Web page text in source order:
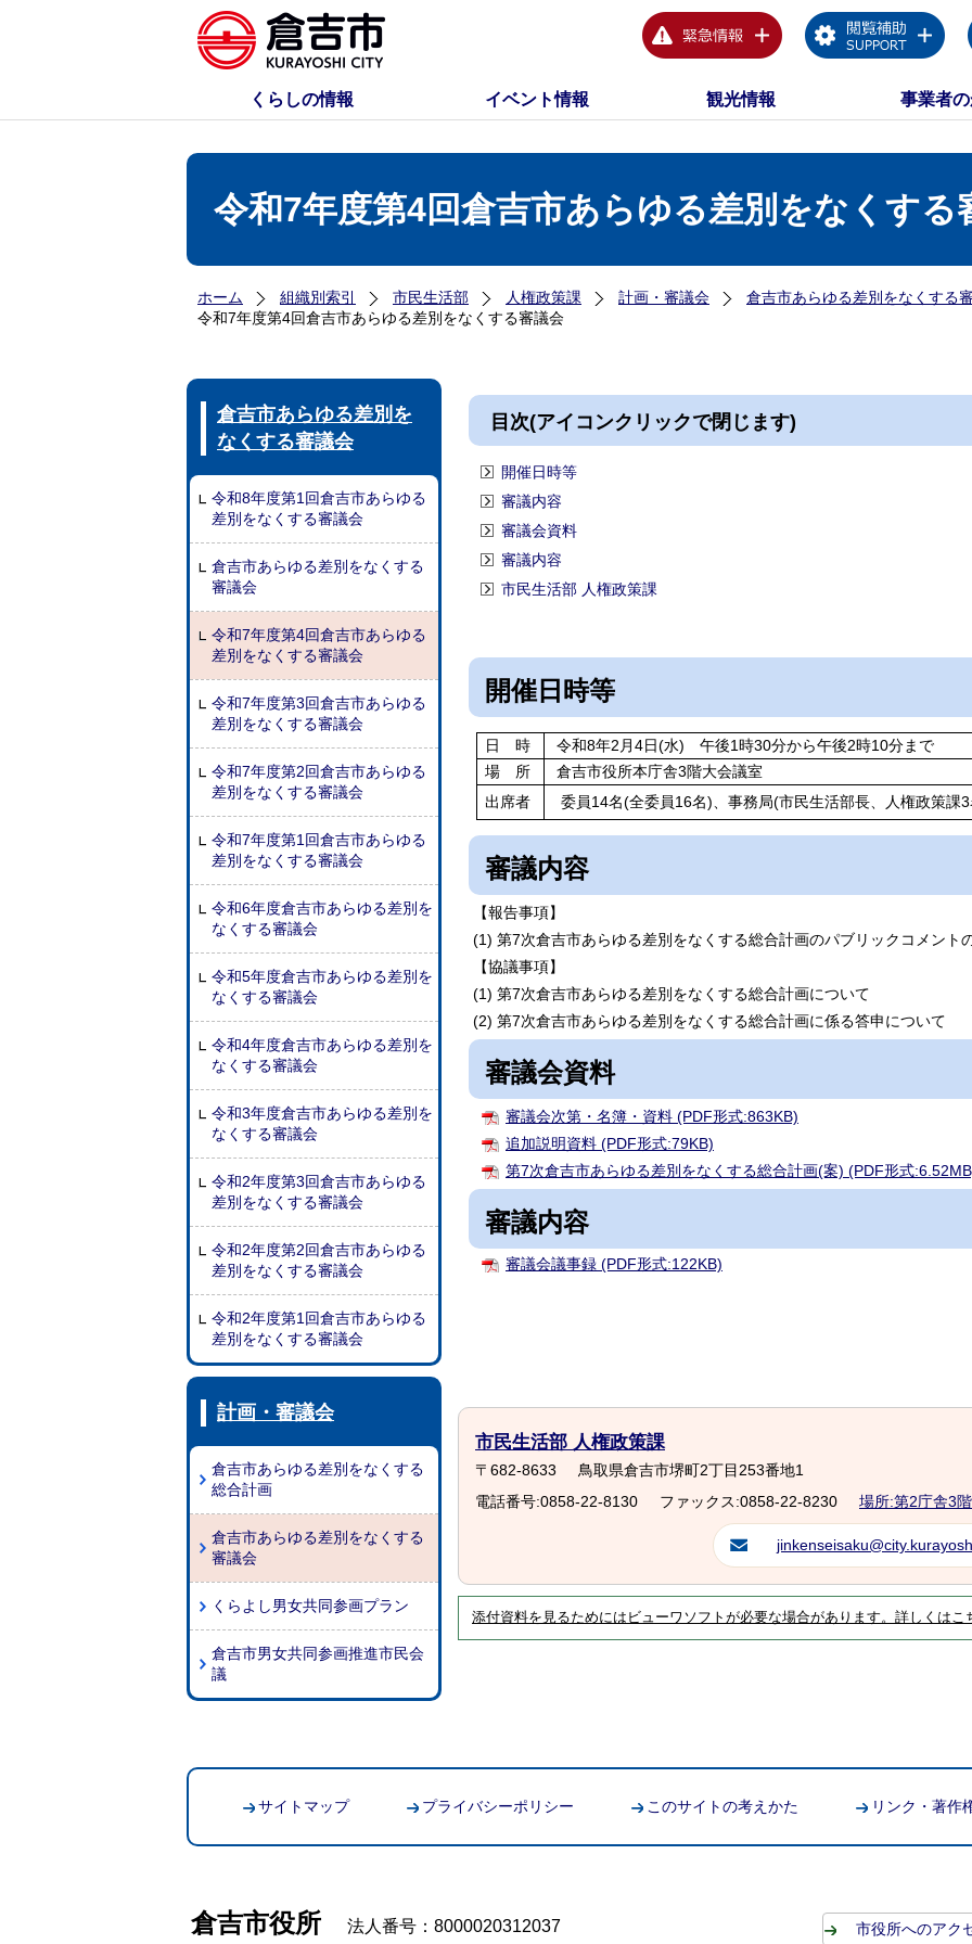
くらしの情報 イベント情報 観光情報 事業者
令和7年度第4回倉吉市あらゆる差別をなくする
ホーム 組織別索引 市民生活部 人権政策課 計画・審議会
倉吉市あらゆる差別をなくする
令和7年度第4回倉吉市あらゆる差別をなくする審議会
倉吉市あらゆる差別を
なくする審議会
令和8年度第1回倉吉市あらゆる
差別をなくする審議会
倉吉市あらゆる差別をなくする
審議会
令和7年度第4回倉吉市あらゆる
差別をなくする審議会
令和7年度第3回倉吉市あらゆる
差別をなくする審議会
令和7年度第2回倉吉市あらゆる
差別をなくする審議会
令和7年度第1回倉吉市あらゆる
差別をなくする審議会
令和6年度倉吉市あらゆる差別を
なくする審議会
令和5年度倉吉市あらゆる差別を
なくする審議会
令和4年度倉吉市あらゆる差別を
なくする審議会
令和3年度倉吉市あらゆる差別を
なくする審議会
令和2年度第3回倉吉市あらゆる
差別をなくする審議会
令和2年度第2回倉吉市あらゆる
差別をなくする審議会
令和2年度第1回倉吉市あらゆる
差別をなくする審議会
計画・審議会
倉吉市あらゆる差別をなくする
総合計画
倉吉市あらゆる差別をなくする
審議会
くらよし男女共同参画プラン
倉吉市男女共同参画推進市民会
議
目次(アイコンクリックで閉じます)
開催日時等
審議内容
審議会資料
審議内容
市民生活部 人権政策課
開催日時等
日 時
令和8年2月4日(水) 午後1時30分から午後2時10分まで
場 所
倉吉市役所本庁舎3階大会議室
出席者
委員14名(全委員16名)、事務局(市民生活部長、人権政策課
審議内容
【報告事項】
(1) 第7次倉吉市あらゆる差別をなくする総合計画のパブリックコメント
【協議事項】
(1) 第7次倉吉市あらゆる差別をなくする総合計画について
(2) 第7次倉吉市あらゆる差別をなくする総合計画に係る答申について
審議会資料
審議会次第・名簿・資料 (PDF形式:863KB)
追加説明資料 (PDF形式:79KB)
第7次倉吉市あらゆる差別をなくする総合計画(案) (PDF形式
審議内容
審議会議事録 (PDF形式:122KB)
市民生活部 人権政策課
〒682-8633
鳥取県倉吉市堺町2丁目253番地1
電話番号:0858-22-8130
ファックス:0858-22-8230 場所:第2庁舎3階
添付資料を見るためにはビューワソフトが必要な場合があります。詳しくはこ
サイトマップ プライバシーポリシー このサイトの考えかた リンク・著作
倉吉市役所 法人番号：8000020312037 市役所へのアク